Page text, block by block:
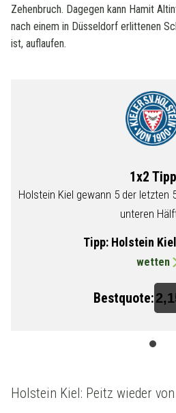
Zehenbruch. Dagegen kann Hamit
nach einem in Düsseldorf erlittenen
ist, auflaufen.
1x2 Tipp
Holstein Kiel gewann 5 der letzten
unteren
Tipp: Holstein
wetten
Bestquote:
Holstein Kiel: Peitz wieder